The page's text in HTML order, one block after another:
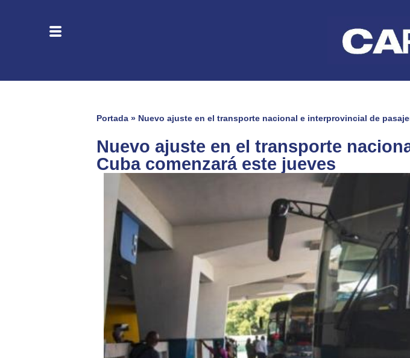
Portada » Nuevo ajuste en el transporte nacional e interprovincial de
Nuevo ajuste en el transporte
Cuba comenzará este jueves